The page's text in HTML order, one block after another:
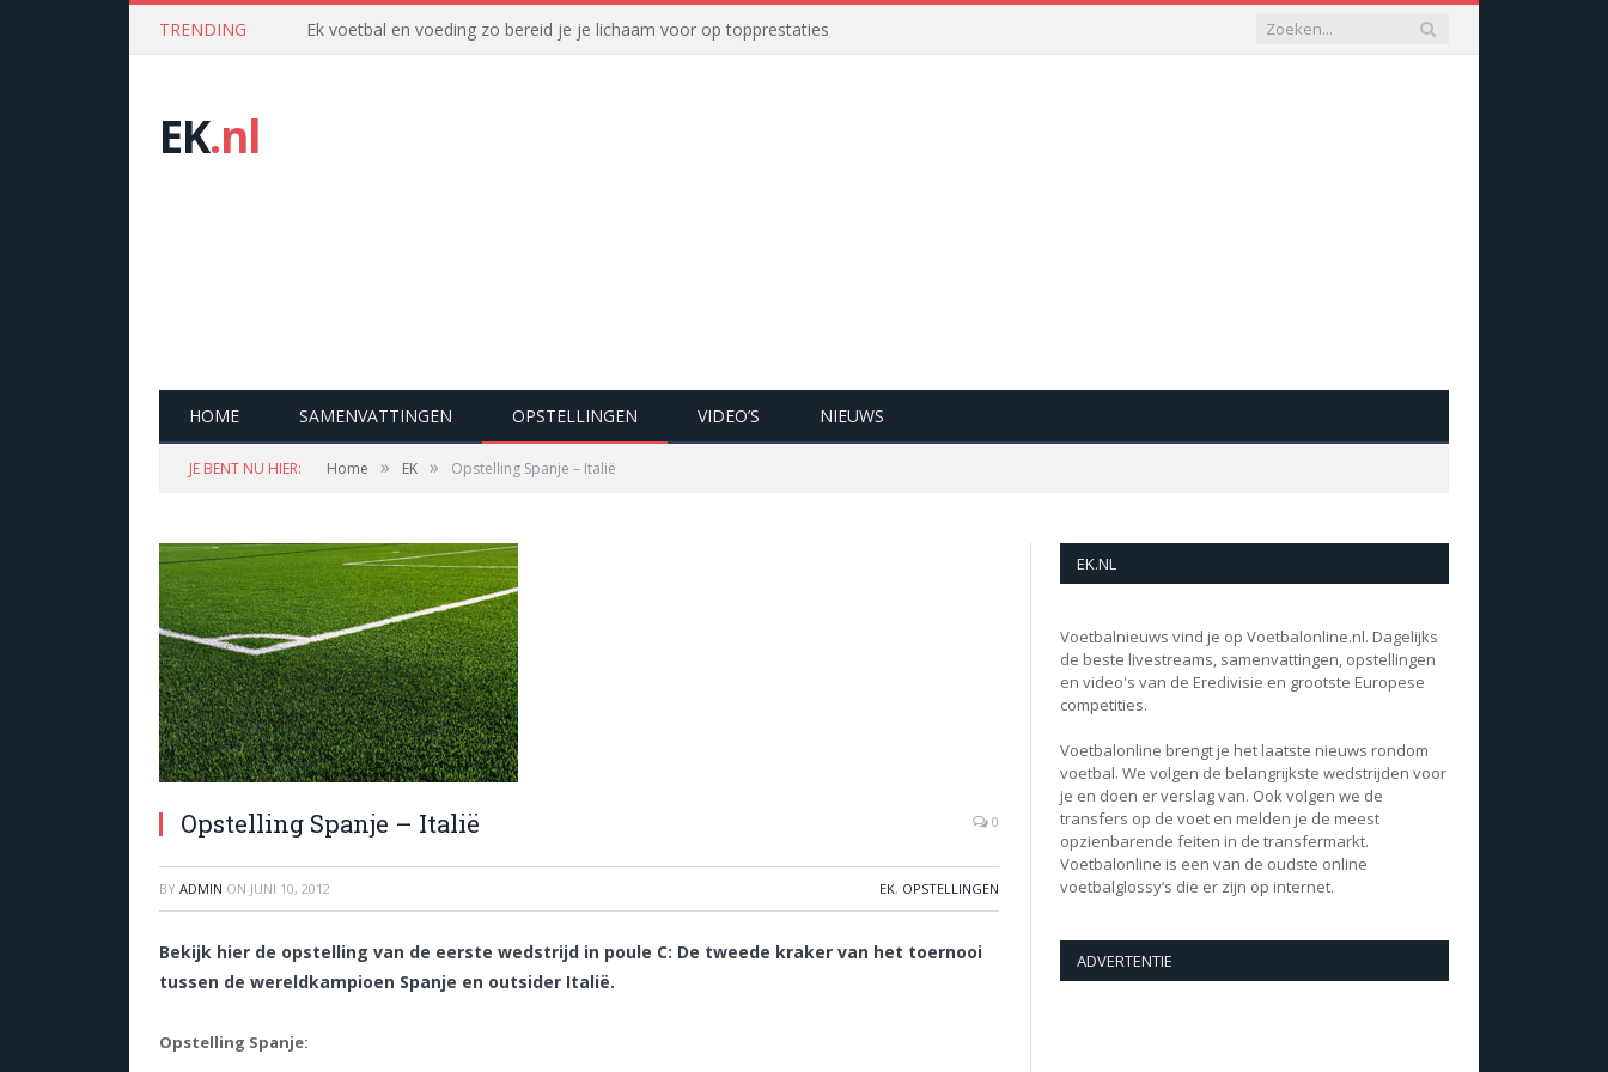
TRENDING Ek voetbal en voeding zo bereid je je lichaam voor op topprestaties
EK.nl
HOME SAMENVATTINGEN OPSTELLINGEN VIDEO’S NIEUWS
JE BENT NU HIER: Home » EK » Opstelling Spanje – Italië
Opstelling Spanje – Italië 0
BY ADMIN ON JUNI 10, 2012 EK, OPSTELLINGEN
Bekijk hier de opstelling van de eerste wedstrijd in poule C: De tweede kraker van het toernooi
tussen de wereldkampioen Spanje en outsider Italië.
Opstelling Spanje:
EK.NL
Voetbalnieuws vind je op Voetbalonline.nl. Dagelijks
de beste livestreams, samenvattingen, opstellingen
en video's van de Eredivisie en grootste Europese
competities.
Voetbalonline brengt je het laatste nieuws rondom
voetbal. We volgen de belangrijkste wedstrijden voor
je en doen er verslag van. Ook volgen we de
transfers op de voet en melden je de meest
opzienbarende feiten in de transfermarkt.
Voetbalonline is een van de oudste online
voetbalglossy’s die er zijn op internet.
ADVERTENTIE